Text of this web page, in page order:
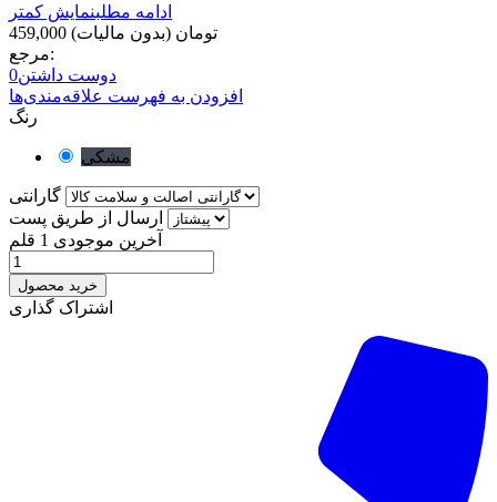
ادامه مطلبنمایش کمتر
459,000 تومان (بدون مالیات)
مرجع:
دوست داشتن0
افزودن به فهرست علاقه‌مندی‌ها
رنگ
مشکی
گارانتی
ارسال از طریق پست
آخرین موجودی 1 قلم
خرید محصول
اشتراک گذاری